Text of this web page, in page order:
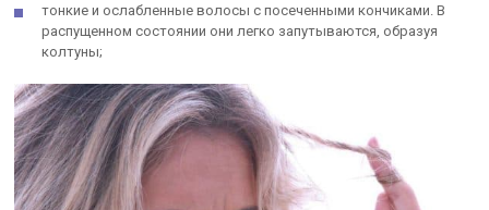
тонкие и ослабленные волосы с посеченными кончиками. В
распущенном состоянии они легко запутываются, образуя
колтуны;